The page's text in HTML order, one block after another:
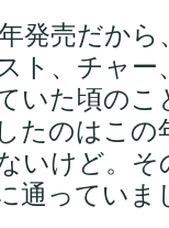
発売だか
ト、チャー
いた頃の
たのはこの
いけど。そ
通っていま